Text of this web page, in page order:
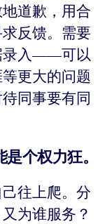
道歉，用合
反馈。需要
录入——可以
更大的问题
同事要有同
个权力狂。
往上爬。分
为谁服务？